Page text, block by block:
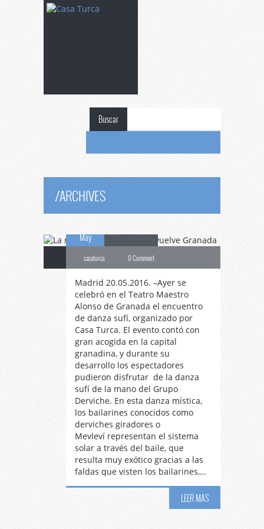
Buscar
/ARCHIVES
20
May
sufí envuelve
casaturca 0 Comment
Madrid 20.05.2016. –Ayer se
celebró en el Teatro Maestro
Alonso de Granada el encuentro
de danza sufí, organizado por
Casa Turca. El evento contó con
gran acogida en la capital
granadina, y durante su
desarrollo los espectadores
pudieron disfrutar de la danza
sufí de la mano del Grupo
Derviche. En esta danza mística,
los bailarines conocidos como
derviches giradores o
Mevleví representan el sistema
solar a través del baile, que
resulta muy exótico gracias a las
faldas que visten los bailarines,…
LEER MAS